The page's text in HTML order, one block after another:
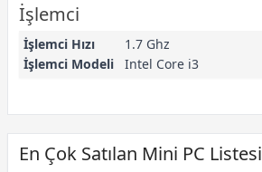
İşlemci
İşlemci Hızı
1.7 Ghz
İşlemci Modeli
Intel Core i3
En Çok Satılan Mini PC Listesi